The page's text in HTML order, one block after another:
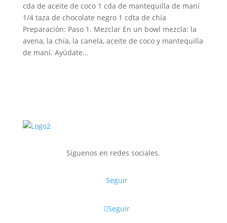
cda de aceite de coco 1 cda de mantequilla de maní
1/4 taza de chocolate negro 1 cdta de chía
Preparación: Paso 1. Mezclar En un bowl mezcla: la
avena, la chía, la canela, aceite de coco y mantequilla
de maní. Ayúdate...
Síguenos en redes sociales.
Seguir
Seguir